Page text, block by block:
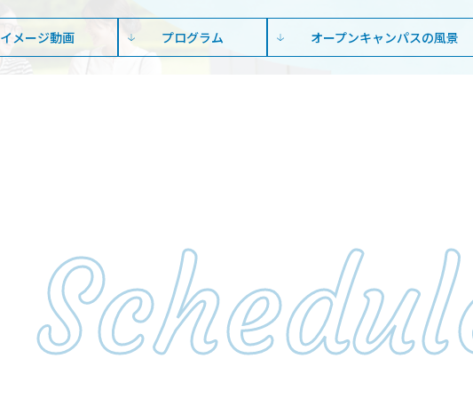
イメージ動画 プログラム オープンキャンパスの風景